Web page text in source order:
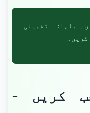
ماہانہ تفصیلی
کریں -